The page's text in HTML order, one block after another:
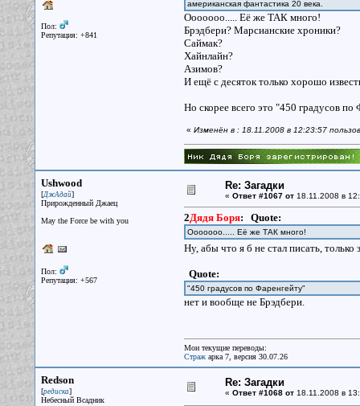
Пол:
Репутация: +841
американская фантастика 20 века.
Ооооооо..... Её же ТАК много!
Брэдбери? Марсианские хроники?
Саймак?
Хайнлайн?
Азимов?
И ещё с десяток только хорошо
Но скорее всего это "450 градусов по
« Изменён в : 18.11.2008 в 12:23:57
Ushwood
[ДжАдай]
Прирожденный Джаец
May the Force be with you
Пол:
Репутация: +567
Re: Загадки
« Ответ #1067 от18.11.2008 в
2Дядя Боря: Quote:
Ооооооо..... Её же ТАК много!
Ну, абы что я б не стал писать,
Quote:
"450 градусов по Фаренгейту"
нет и вообще не Брэдбери.
Мои текущие переводы:
Стражарка 7, версия 30.07.26
Redson
[редиска]
Небесный Всадник
Re: Загадки
« Ответ #1068 от18.11.2008 в